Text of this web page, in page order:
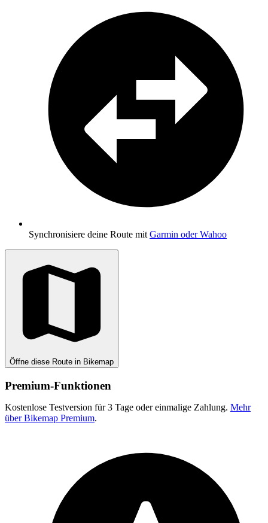
Synchronisiere deine Route mit Garmin oder Wahoo
Öffne diese Route in Bikemap
Premium-Funktionen
Kostenlose Testversion für 3 Tage oder einmalige Zahlung. Mehr
über Bikemap Premium.